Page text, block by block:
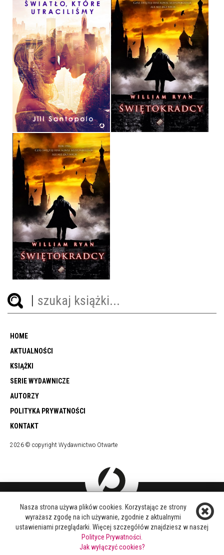
ŚWIATŁO, KTÓRE
UTRACILIŚMY
JILL SANTOPOLO
36,90 ZŁ
ŚWIĘTOKRADCY
WILLIAM RYAN
OPRAWA MIĘKKA
32,90 ZŁ
ŚWIĘTOKRADCY
WILLIAM RYAN
OPRAWA TWARDA
36,90 ZŁ
HOME
AKTUALNOŚCI
KSIĄŻKI
SERIE WYDAWNICZE
AUTORZY
POLITYKA PRYWATNOŚCI
KONTAKT
2026 © copyright Wydawnictwo Otwarte
DOŁĄCZ DO NAS
FACEBOOK
TWITTER
Nasza strona używa plików cookies. Korzystając ze strony
wyrażasz zgodę na ich używanie, zgodnie z aktualnymi
ustawieniami przeglądarki. Więcej szczegółów znajdziesz w naszej
Polityce Prywatności.
Jak wyłączyć cookies?